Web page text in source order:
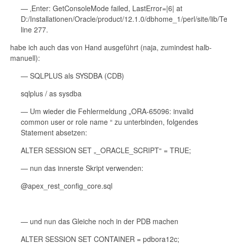
— ‚Enter: GetConsoleMode failed, LastError=|6| at
D:/Installationen/Oracle/product/12.1.0/dbhome_1/perl/site/lib/
line 277.
habe ich auch das von Hand ausgeführt (naja, zumindest halb-
manuell):
— SQLPLUS als SYSDBA (CDB)
sqlplus / as sysdba
— Um wieder die Fehlermeldung „ORA-65096: invalid
common user or role name “ zu unterbinden, folgendes
Statement absetzen:
ALTER SESSION SET „_ORACLE_SCRIPT“ = TRUE;
— nun das innerste Skript verwenden:
@apex_rest_config_core.sql
— und nun das Gleiche noch in der PDB machen
ALTER SESSION SET CONTAINER = pdbora12c;